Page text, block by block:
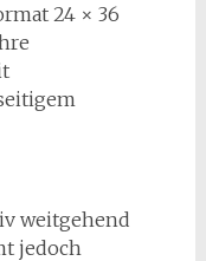
24 × 36
weitgehend
jedoch